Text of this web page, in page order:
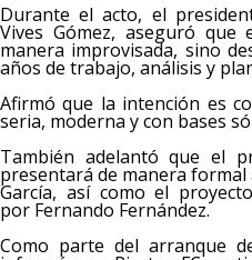
Durante el acto, el
Vives Gómez, aseguró
manera improvisada, sino
años de trabajo, análisis y
Afirmó que la intención es
seria, moderna y con bases
También adelantó que el
presentará de manera
García, así como el
por Fernando Fernández.
Como parte del arranque